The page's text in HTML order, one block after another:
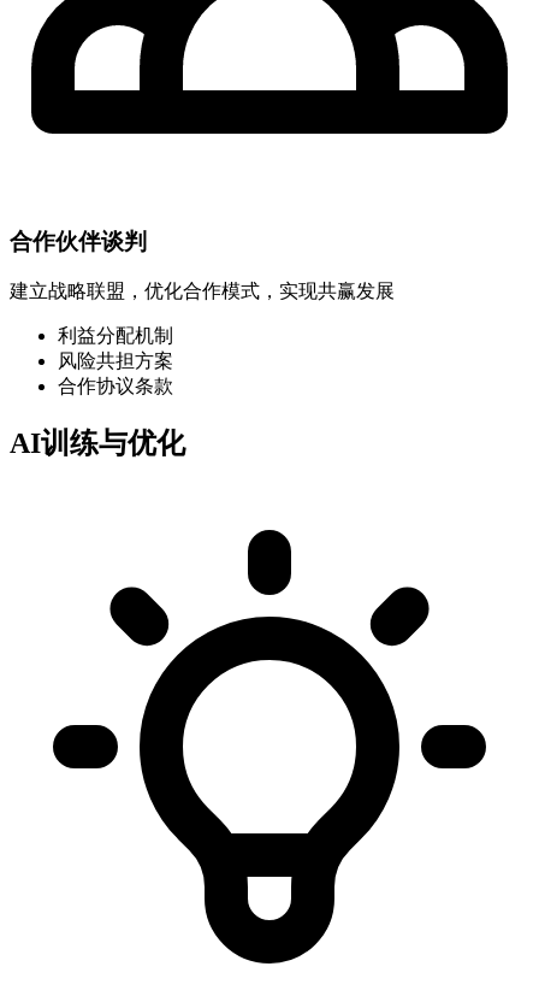
合作伙伴谈判
建立战略联盟，优化合作模式，实现共赢发展
利益分配机制
风险共担方案
合作协议条款
AI训练与优化